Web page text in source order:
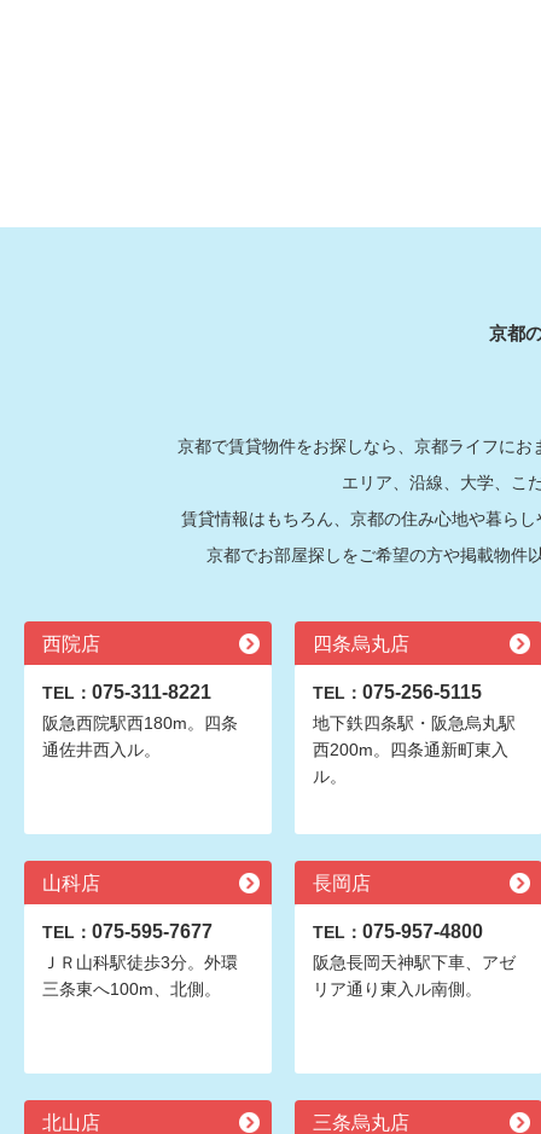
京都
京都で賃貸物件をお探しなら、京都ライフに
エリア、沿線、大学、こ
賃貸情報はもちろん、京都の住み心地や暮ら
京都でお部屋探しをご希望の方や掲載物件
西院店
TEL： 075-311-8221
阪急西院駅西180m。四条
通佐井西入ル。
四条烏丸店
TEL： 075-256-5115
地下鉄四条駅・阪急烏丸駅
西200m。四条通新町東入
ル。
山科店
TEL： 075-595-7677
ＪＲ山科駅徒歩3分。外環
三条東へ100m、北側。
長岡店
TEL： 075-957-4800
阪急長岡天神駅下車、アゼ
リア通り東入ル南側。
北山店 三条烏丸店